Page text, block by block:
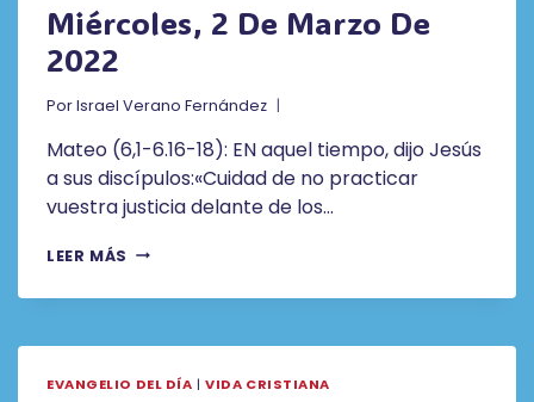
Miércoles, 2 De Marzo De
2022
PorIsrael Verano Fernández
Mateo (6,1-6.16-18): EN aquel tiempo, dijo Jesús
a sus discípulos:«Cuidad de no practicar
vuestra justicia delante de los…
LEER MÁS MIÉRCOLES,
DE
DE
EVANGELIO DEL DÍA |VIDA CRISTIANA